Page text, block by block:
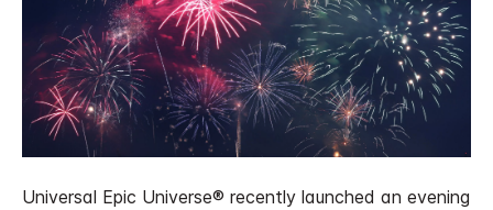
Universal Epic Universe® recently launched an evening